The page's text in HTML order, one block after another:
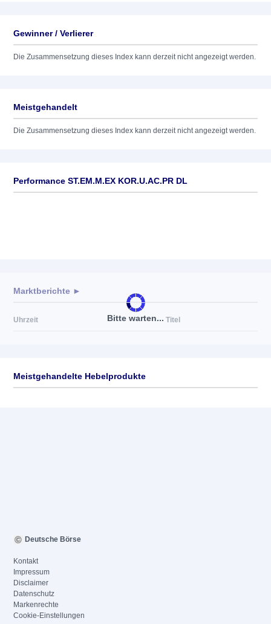
Gewinner / Verlierer
Die Zusammensetzung dieses Index kann derzeit nicht angezeigt werden.
Meistgehandelt
Die Zusammensetzung dieses Index kann derzeit nicht angezeigt werden.
Performance ST.EM.M.EX KOR.U.AC.PR DL
Bitte warten...
Marktberichte ►
Uhrzeit Titel
Meistgehandelte Hebelprodukte
Deutsche Börse
Kontakt
Impressum
Disclaimer
Datenschutz
Markenrechte
Cookie-Einstellungen